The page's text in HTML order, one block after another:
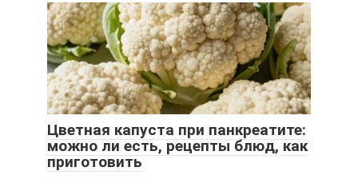
Цветная капуста при панкреатите:
можно ли есть, рецепты блюд, как
приготовить